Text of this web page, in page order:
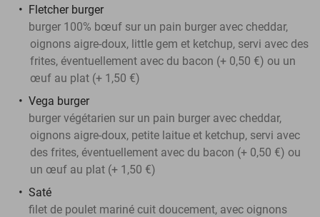
Fletcher burger
burger 100% bœuf sur un pain burger avec cheddar,
oignons aigre-doux, little gem et ketchup, servi avec des
frites, éventuellement avec du bacon (+ 0,50 €) ou un
œuf au plat (+ 1,50 €)
Vega burger
burger végétarien sur un pain burger avec cheddar,
oignons aigre-doux, petite laitue et ketchup, servi avec
des frites, éventuellement avec du bacon (+ 0,50 €) ou
un œuf au plat (+ 1,50 €)
Saté
filet de poulet mariné cuit doucement, avec oignons